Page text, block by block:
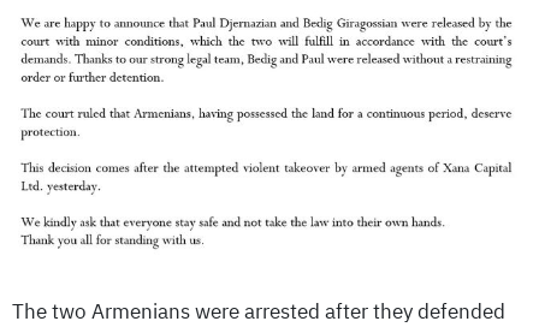
The two Armenians were arrested after they defended